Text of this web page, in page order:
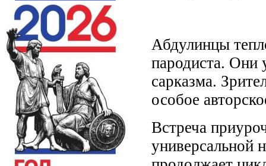
Абдулинцы
пародиста. Они
сарказма.
особое
Встреча
универсальной